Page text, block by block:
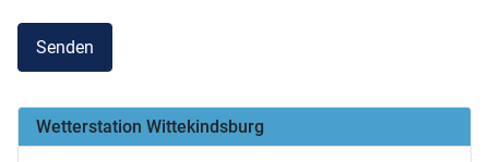
Senden
Wetterstation Wittekindsburg